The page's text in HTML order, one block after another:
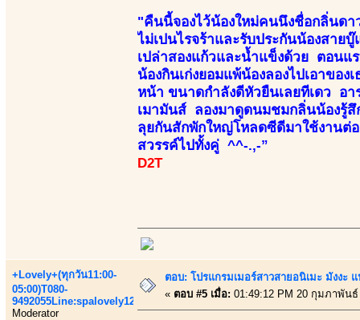
"คืนนี้จองไว้น้องใหม่คนนึงชื่อกลิ่นด
ไม่เปนไรจร้าและรับประกันน้องสาย
เปล่าสองแก้วและน้ำแข็งด้วย ตอนแ
น้องกินเก่งยอมแพ้น้องลองไปเอาขอ
หน้า ขนาดกำลังดีหัวยืนเลยทีเดว อ
เมามันส์ ลองมาดูดนมชมกลิ่นน้องรู้สึ
ลุยกันสักพักใหญ่โหลดซีดีมาใช้งานต่
สวรรค์ไปทั้งคู่ ^^-.,-”
D2T
+Lovely+(ทุกวัน11:00-
05:00)T080-
9492055Line:spalovely123
Moderator
ตอบ: โปรแกรมเมอร์สาวสายอนิเมะ มังงะ
« ตอบ #5 เมื่อ: 01:49:12 PM 20 กุมภาพันธ์